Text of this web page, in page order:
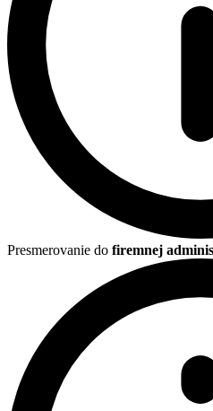
Presmerovanie do firemnej